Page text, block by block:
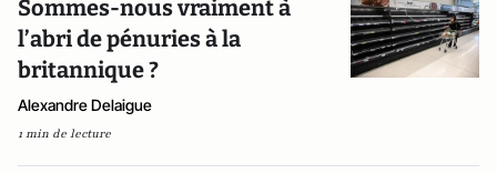
Sommes-nous vraiment à
l’abri de pénuries à la
britannique ?
Alexandre Delaigue
1 min de lecture